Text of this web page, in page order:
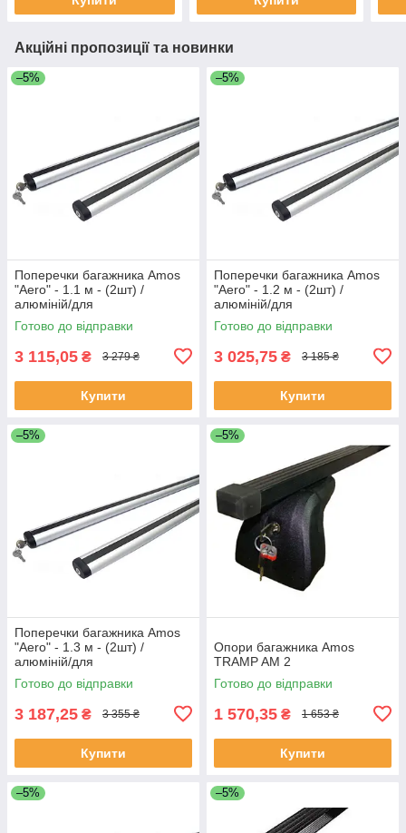
Акційні пропозиції та новинки
–5%
Поперечки багажника Amos
"Aero" - 1.1 м - (2шт) /
алюміній/для
лап:Dromader/Koala/Alfa/Futu
ra/Nowy/Beta
Готово до відправки
3 115,05 ₴ 3 279 ₴
Купити
–5%
Поперечки багажника Amos
"Aero" - 1.2 м - (2шт) /
алюміній/для
лап:Dromader/Koala/Alfa/Futu
ra/Nowy/Beta
Готово до відправки
3 025,75 ₴ 3 185 ₴
Купити
–5%
Поперечки багажника Amos
"Aero" - 1.3 м - (2шт) /
алюміній/для
лап:Dromader/Koala/Alfa/Futu
ra/Nowy/Beta
Готово до відправки
3 187,25 ₴ 3 355 ₴
Купити
–5%
Опори багажника Amos
TRAMP AM 2
Готово до відправки
1 570,35 ₴ 1 653 ₴
Купити
–5% –5%